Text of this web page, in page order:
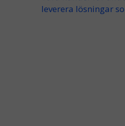
leverera lösningar